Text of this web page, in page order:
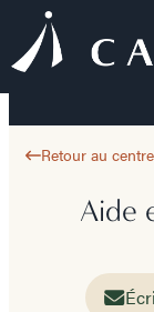
Retour au
Aide